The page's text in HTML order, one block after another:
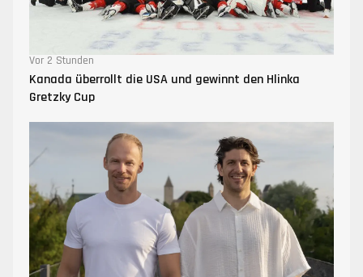
Vor 2 Stunden
Kanada überrollt die USA und gewinnt den Hlinka
Gretzky Cup